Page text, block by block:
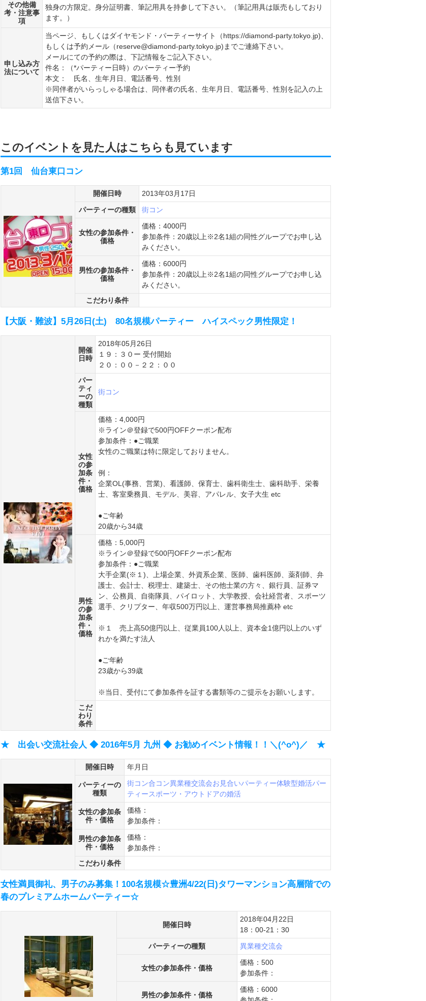
その他備
考・注意事
項
独身の方限定。身分証明書、筆記用具を持参して下さい。（筆記用具は販売もしており
ます。）
申し込み方
法について
当ページ、もしくはダイヤモンド・パーティーサイト（https://diamond-party.tokyo.jp)、
もしくは予約メール（reserve@diamond-party.tokyo.jp)までご連絡下さい。
メールにての予約の際は、下記情報をご記入下さい。
件名：（*パーティー日時）のパーティー予約
本文： 氏名、生年月日、電話番号、性別
※同伴者がいらっしゃる場合は、同伴者の氏名、生年月日、電話番号、性別を記入の上
送信下さい。
このイベントを見た人はこちらも見ています
第1回 仙台東口コン
開催日時
2013年03月17日
パーティーの種類
街コン
女性の参加条件・
価格
価格：4000円
参加条件：20歳以上※2名1組の同性グループでお申し込
みください。
男性の参加条件・
価格
価格：6000円
参加条件：20歳以上※2名1組の同性グループでお申し込
みください。
こだわり条件
【大阪・難波】5月26日(土) 80名規模パーティー ハイスペック男性限定！
開催
日時
2018年05月26日
１９：３０ー 受付開始
２０：００－２２：００
パー
ティ
ーの
種類
街コン
女性
の参
加条
件・
価格
価格：4,000円
※ライン＠登録で500円OFFクーポン配布
参加条件：●ご職業
女性のご職業は特に限定しておりません。
例：
企業OL(事務、営業)、看護師、保育士、歯科衛生士、歯科助手、栄養
士、客室乗務員、モデル、美容、アパレル、女子大生 etc
●ご年齢
20歳から34歳
男性
の参
加条
件・
価格
価格：5,000円
※ライン＠登録で500円OFFクーポン配布
参加条件：●ご職業
大手企業(※１)、上場企業、外資系企業、医師、歯科医師、薬剤師、弁
護士、会計士、税理士、建築士、その他士業の方々、銀行員、証券マ
ン、公務員、自衛隊員、パイロット、大学教授、会社経営者、スポーツ
選手、クリプター、年収500万円以上、運営事務局推薦枠 etc
※１ 売上高50億円以上、従業員100人以上、資本金1億円以上のいず
れかを満たす法人
●ご年齢
23歳から39歳
※当日、受付にて参加条件を証する書類等のご提示をお願いします。
こだ
わり
条件
★ 出会い交流社会人 ◆ 2016年5月 九州 ◆ お勧めイベント情報！！＼(^o^)／ ★
開催日時 年月日
パーティーの
種類
街コン合コン異業種交流会お見合いパーティー体験型婚活パー
ティースポーツ・アウトドアの婚活
女性の参加条
件・価格
価格：
参加条件：
男性の参加条
件・価格
価格：
参加条件：
こだわり条件
女性満員御礼、男子のみ募集！100名規模☆豊洲4/22(日)タワーマンション高層階での
春のプレミアムホームパーティー☆
開催日時
2018年04月22日
18：00-21：30
パーティーの種類
異業種交流会
女性の参加条件・価格
価格：500
参加条件：
男性の参加条件・価格
価格：6000